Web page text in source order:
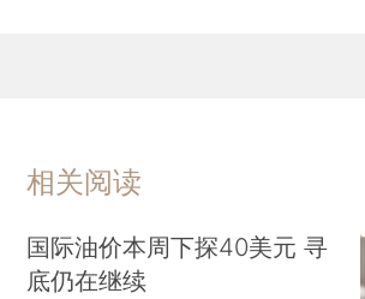
相关阅读
国际油价本周下探40美元 寻
底仍在继续